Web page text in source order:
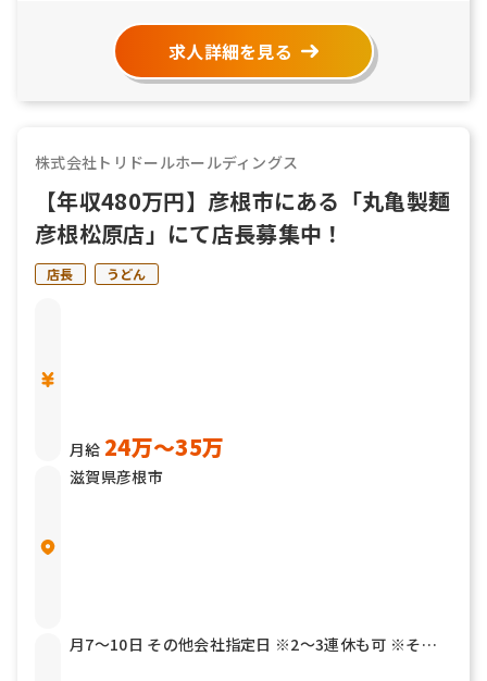
求人詳細を見る
株式会社トリドールホールディングス
【年収480万円】彦根市にある「丸亀製麺
彦根松原店」にて店長募集中！
店長 うどん
月給 24万〜35万
滋賀県彦根市
月7～10日 その他会社指定日 ※2～3連休も可 ※その